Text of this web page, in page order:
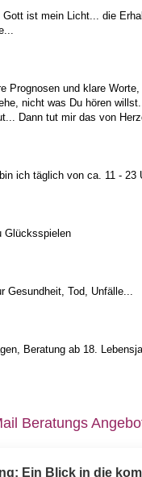
Gott ist mein Licht... die
Prognosen und klare
nicht was Du hören
Dann tut mir das von
ich täglich von ca. 11 - 23
Glücksspielen
Gesundheit, Tod, Unfälle...
Beratung ab 18.
Beratungs
Ein Blick in die